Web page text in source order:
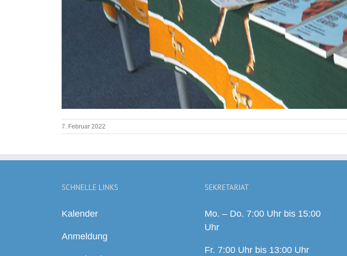
7. Februar 2022
SCHNELLE LINKS
Kalender
Anmeldung
SEKRETARIAT
Mo. – Do. 7:00 Uhr bis 15:00
Uhr
Fr. 7:00 Uhr bis 13:00 Uhr